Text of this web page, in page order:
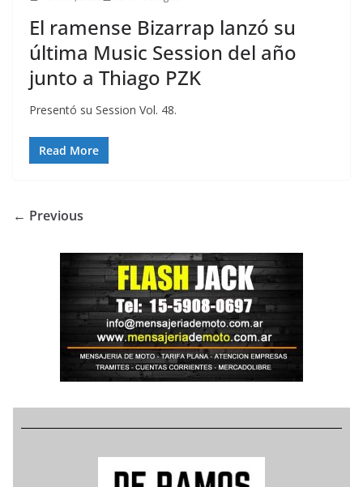
El ramense Bizarrap lanzó su
última Music Session del año
junto a Thiago PZK
Presentó su Session Vol. 48.
Read More
← Previous